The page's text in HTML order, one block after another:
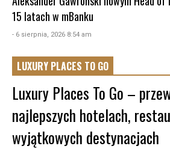
15 latach w mBanku
- 6 sierpnia, 2026 8:54 am
LUXURY PLACES TO GO
Luxury Places To Go –
najlepszych hotelach,
wyjątkowych destynacjach